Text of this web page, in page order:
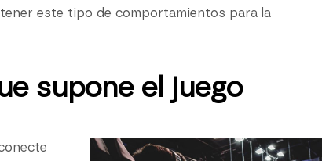
este tipo de comportamientos para la
supone el juego